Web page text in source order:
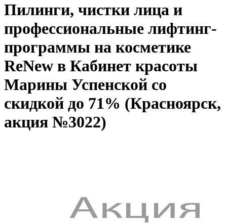
Пилинги, чистки лица и
профессиональные лифтинг-
программы на косметике
ReNew в Кабинет красоты
Марины Успенской со
скидкой до 71% (Красноярск,
акция №3022)